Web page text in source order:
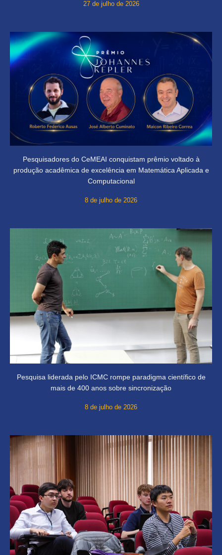
27 de julho de 2026
Pesquisadores do CeMEAI conquistam prêmio voltado à
produção acadêmica de excelência em Matemática Aplicada e
Computacional
8 de julho de 2026
Pesquisa liderada pelo ICMC rompe paradigma científico de
mais de 400 anos sobre sincronização
8 de julho de 2026